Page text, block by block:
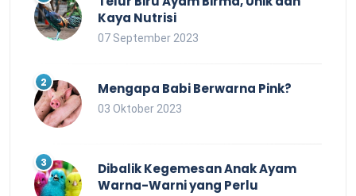
Kaya Nutrisi
07 September 2023
Mengapa Babi Berwarna Pink?
03 Oktober 2023
Dibalik Kegemesan Anak Ayam
Warna-Warni yang Perlu